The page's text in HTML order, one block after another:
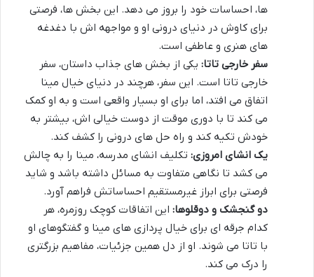
ها، احساسات خود را بروز می دهد. این بخش ها، فرصتی
برای کاوش در دنیای درونی او و مواجهه اش با دغدغه
های هنری و عاطفی است.
سفر خارجی تاتا: یکی از بخش های جذاب داستان، سفر
خارجی تاتا است. این سفر، هرچند در دنیای خیال مینا
اتفاق می افتد، اما برای او بسیار واقعی است و به او کمک
می کند تا با دوری موقت از دوست خیالی اش، بیشتر به
خودش تکیه کند و راه حل های درونی را کشف کند.
یک انشای امروزی: تکلیف انشای مدرسه، مینا را به چالش
می کشد تا نگاهی متفاوت به مسائل داشته باشد و شاید
فرصتی برای ابراز غیرمستقیم احساساتش فراهم آورد.
دو گنجشک و دوقلوها: این اتفاقات کوچک روزمره، هر
کدام جرقه ای برای خیال پردازی های مینا و گفتگوهای او
با تاتا می شوند. او از دل همین جزئیات، مفاهیم بزرگتری
را درک می کند.